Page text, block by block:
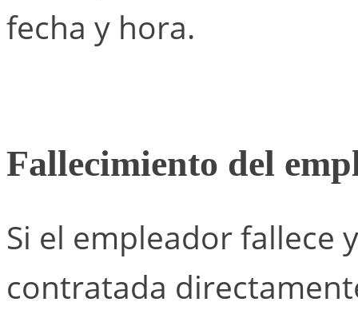
fecha y hora.
Fallecimiento del
Si el empleador fallece
contratada